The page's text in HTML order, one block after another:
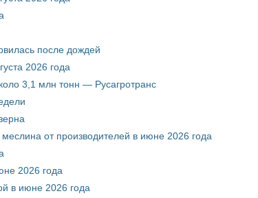
после дождей
2026 года
3,1 млн тонн — Русагротранс
от производителей в июне 2026 года
2026 года
в июне 2026 года